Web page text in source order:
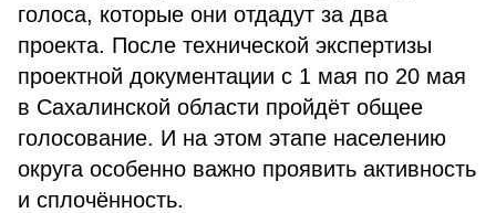
голоса, которые они отдадут за два
проекта. После технической экспертизы
проектной документации с 1 мая по 20 мая
в Сахалинской области пройдёт общее
голосование. И на этом этапе населению
округа особенно важно проявить активность
и сплочённость.